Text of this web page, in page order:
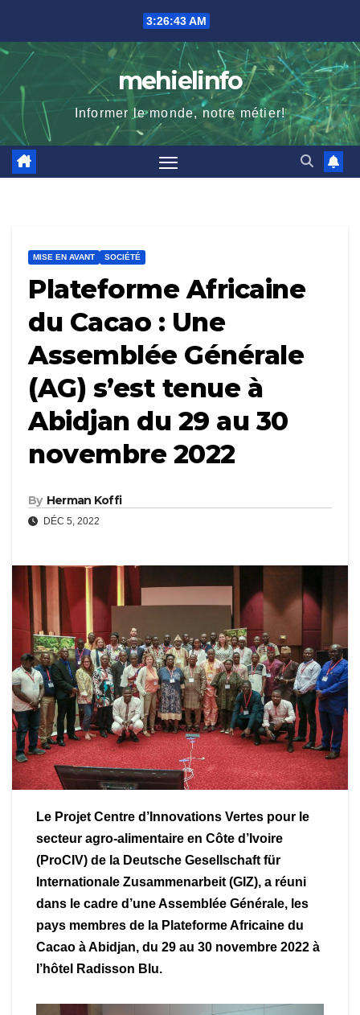
content
3:26:44 AM
mehielinfo
Informer le monde, notre métier!
MISE EN AVANT SOCIÉTÉ
Plateforme Africaine
du Cacao : Une
Assemblée Générale
(AG) s’est tenue à
Abidjan du 29 au 30
novembre 2022
By Herman Koffi
DÉC 5, 2022
Le Projet Centre d’Innovations Vertes pour le
secteur agro-alimentaire en Côte d’Ivoire
(ProCIV) de la Deutsche Gesellschaft für
Internationale Zusammenarbeit (GIZ), a réuni
dans le cadre d’une Assemblée Générale, les
pays membres de la Plateforme Africaine du
Cacao à Abidjan, du 29 au 30 novembre 2022 à
l’hôtel Radisson Blu.